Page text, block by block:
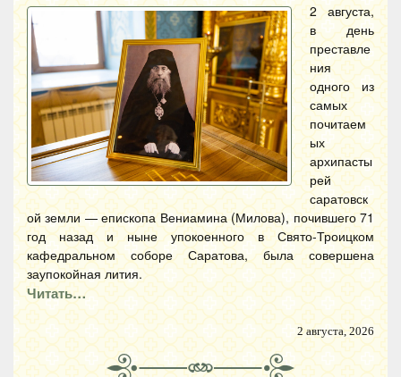
2 августа,
в день
преставле
ния
одного из
самых
почитаем
ых
архипасты
рей
саратовск
ой земли — епископа Вениамина (Милова), почившего 71
год назад и ныне упокоенного в Свято-Троицком
кафедральном соборе Саратова, была совершена
заупокойная лития.
Читать…
2 августа, 2026